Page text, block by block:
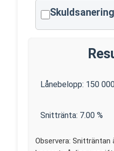
Skuldsanering
Lånebelopp: 150
Snittränta: 7.00 %
Observera: Snitträntan